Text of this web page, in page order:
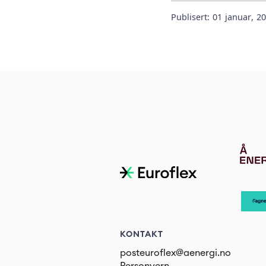
Publisert: 01 januar,
KONTAKT
posteuroflex@aenergi.no